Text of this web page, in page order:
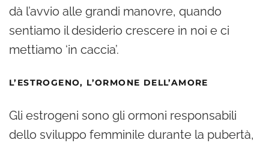
dà l’avvio alle grandi manovre, quando
sentiamo il desiderio crescere in noi e ci
mettiamo ‘in caccia’.
L’ESTROGENO, L’ORMONE DELL’AMORE
Gli estrogeni sono gli ormoni responsabili
dello sviluppo femminile durante la pubertà,